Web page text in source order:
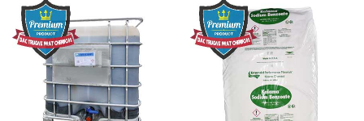
Chất tạo bọt Las P Tico Tank
IBC Bồn Việt Nam
Sodium Benzoate – Mốc Bột
Kalama Food Grade Mỹ Usa